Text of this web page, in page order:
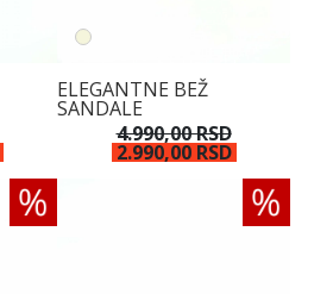
ELEGANTNE BEŽ
SANDALE
4.990,00 RSD
2.990,00 RSD